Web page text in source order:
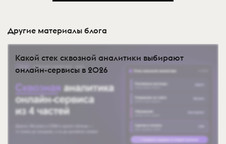
Другие материалы блога
Какой стек сквозной аналитики выбирают
онлайн-сервисы в 2026